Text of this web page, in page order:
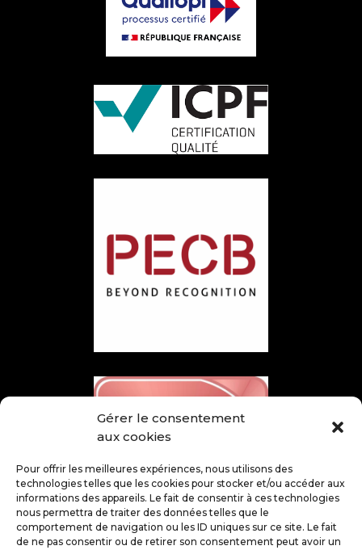
Gérer le consentement
aux cookies
Pour offrir les meilleures expériences, nous utilisons des
technologies telles que les cookies pour stocker et/ou accéder aux
informations des appareils. Le fait de consentir à ces technologies
nous permettra de traiter des données telles que le
comportement de navigation ou les ID uniques sur ce site. Le fait
de ne pas consentir ou de retirer son consentement peut avoir un